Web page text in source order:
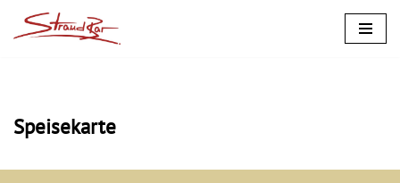
Speisekarte